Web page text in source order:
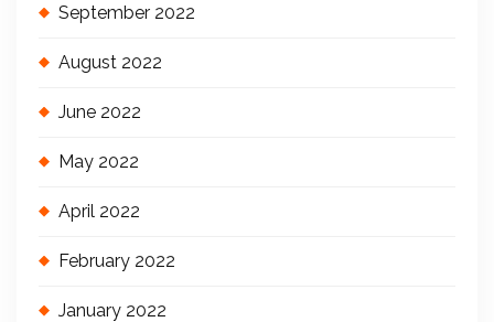
September 2022
August 2022
June 2022
May 2022
April 2022
February 2022
January 2022